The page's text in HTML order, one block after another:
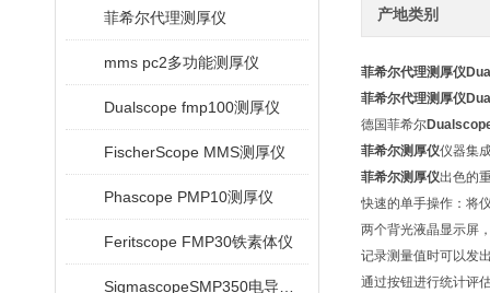
菲希尔代理测厚仪
mms pc2多功能测厚仪
Dualscope fmp100测厚仪
FischerScope MMS测厚仪
Phascope PMP10测厚仪
Feritscope FMP30铁素体仪
产地类别
菲希尔代理测厚仪
菲希尔代理测厚仪
德国菲希尔
菲希尔测厚仪仪器集
菲希尔测厚仪出色的
快速的单手操作：将
两个背光液晶显示屏
记录测量值时可以发
通过按钮进行统计评